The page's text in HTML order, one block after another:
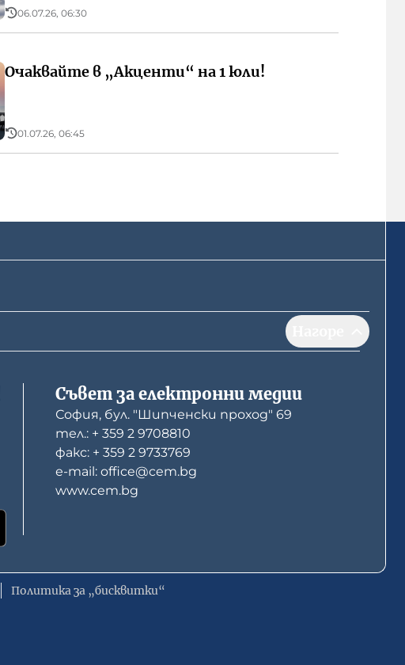
06.07.26, 06:30
Очаквайте в „Акценти“ на 1 юли!
01.07.26, 06:45
Съвет за електронни медии
София, бул. "Шипченски проход" 69
тел.: + 359 2 9708810
факс: + 359 2 9733769
е-mail: office@cem.bg
www.cem.bg
Политика за „бисквитки“